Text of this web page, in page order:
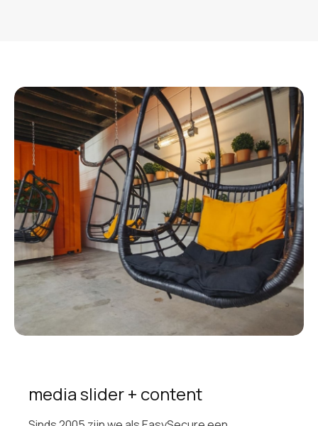
media slider + content